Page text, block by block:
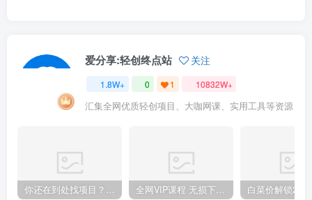
爱分享:轻创终点站 关注
1.8W+ 0 1 10832W+
汇集全网优质轻创项目、大咖网课、实用工具等资源
你还在到处找项目？还在当韭菜？我靠卖项目一个月收入5万+，曾经我也是个失败者。 全网VIP课程 无损下载~.~